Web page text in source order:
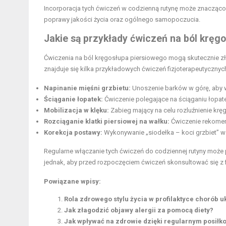
Incorporacja tych ćwiczeń w codzienną rutynę może
poprawy jakości życia oraz ogólnego samopoczucia.
Jakie są przykłady ćwiczeń na ból
Ćwiczenia na ból kręgosłupa piersiowego mogą skutecznie
znajduje się kilka przykładowych ćwiczeń
Napinanie mięśni grzbietu: Unoszenie barków w górę, aby
Ściąganie łopatek: Ćwiczenie polegające na ściąganiu
Mobilizacja w klęku: Zabieg mający na celu rozluźnienie
Rozciąganie klatki piersiowej na wałku: Ćwiczenie
Korekcja postawy: Wykonywanie „siodełka – koci grzbiet”
Regularne włączanie tych ćwiczeń do codziennej rutyny
jednak, aby przed rozpoczęciem ćwiczeń skonsultować się
Powiązane wpisy:
Rola zdrowego stylu życia w profilaktyce chorób
Jak złagodzić objawy alergii za pomocą diety?
Jak wpływać na zdrowie dzięki regularnym